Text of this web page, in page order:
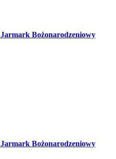
Jarmark Bożonarodzeniowy
Jarmark Bożonarodzeniowy